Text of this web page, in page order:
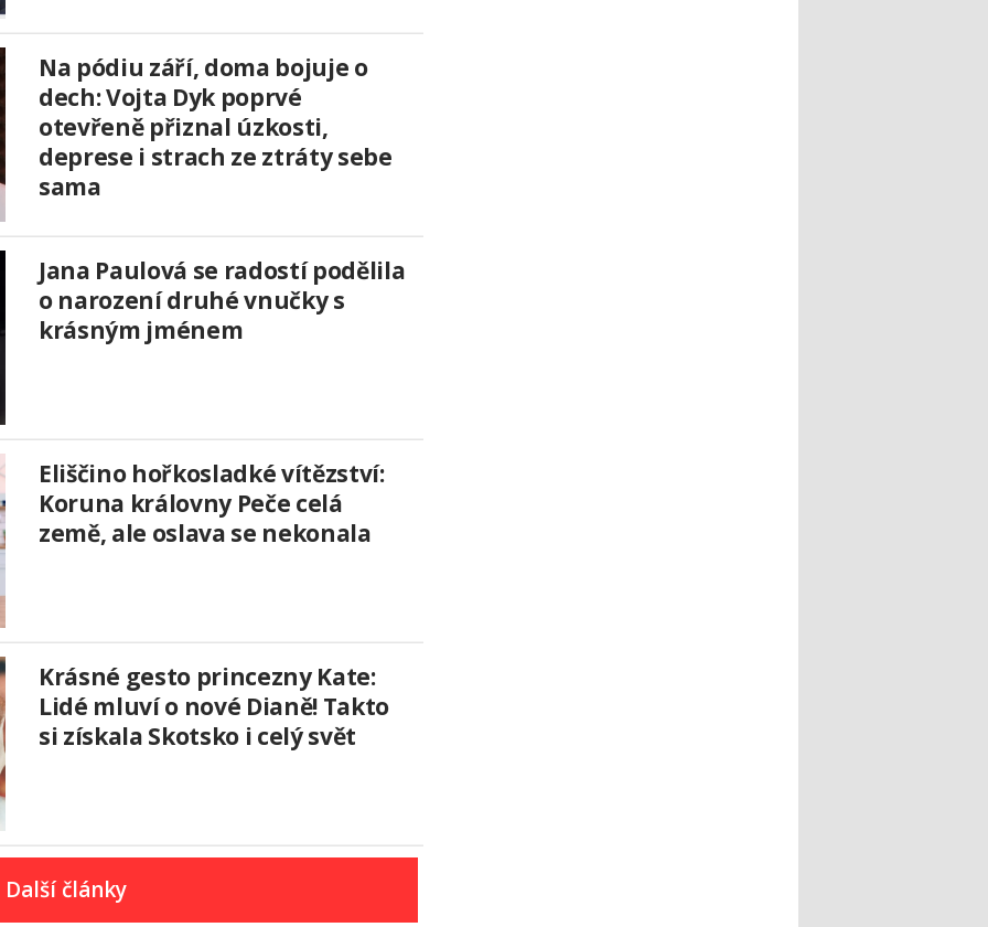
Na pódiu září, doma bojuje o
dech: Vojta Dyk poprvé
otevřeně přiznal úzkosti,
deprese i strach ze ztráty sebe
sama
Jana Paulová se radostí podělila
o narození druhé vnučky s
krásným jménem
Eliščino hořkosladké vítězství:
Koruna královny Peče celá
země, ale oslava se nekonala
Krásné gesto princezny Kate:
Lidé mluví o nové Dianě! Takto
si získala Skotsko i celý svět
Další články